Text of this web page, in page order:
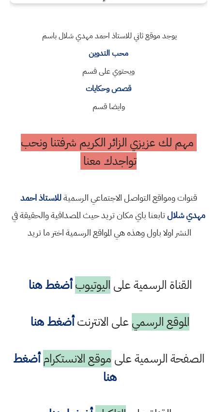
يوجد موقع ثاني للاستاذ احمد مهدي شلال باسم
محب التدوين
ويحتوي على قسم
قصص وحكايات
وايضا قسم
مهم لك عزيزي الزائر الكريم شرفتنا ونحب
تواجدك معنا
قنوات ومواقع التواصل الاجتماعي الرسميةللاستاذ احمد
مهدي شلالتابعنا باي مكان تريد حيث المصداقية والحقيقة في
النشر اولا باول وهذه هي المواقع الرسمية اختر ما تريد
القناة الرسمية على اليوتيوب أضغط هنا
الموقع الرسمي على الانترنتأضغط هنا
الصفحة الرسمية على موقع الانستكرام أضغط
هنا